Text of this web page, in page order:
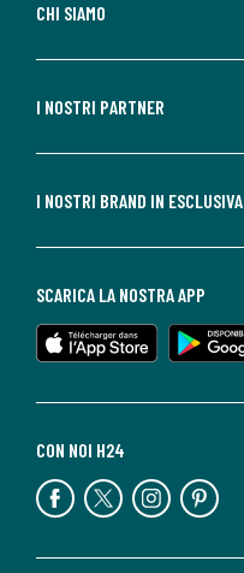
CHI SIAMO
I NOSTRI PARTNER
I NOSTRI BRAND IN ESCLUSIVA
CON NOI H24
SCARICA LA NOSTRA APP